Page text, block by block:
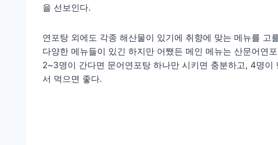
을 선보인다.
연포탕 외에도 각종 해산물이 있기에 취향에 맞는 메뉴를 고
다양한 메뉴들이 있긴 하지만 어쨌든 메인 메뉴는 산문어연
2~3명이 간다면 문어연포탕 하나만 시키면 충분하고, 4명이
서 먹으면 좋다.